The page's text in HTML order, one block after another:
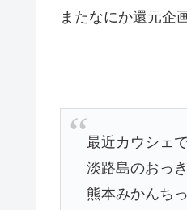
またなにか還元企
最近カウシェ
淡路島のおっ
熊本みかんち